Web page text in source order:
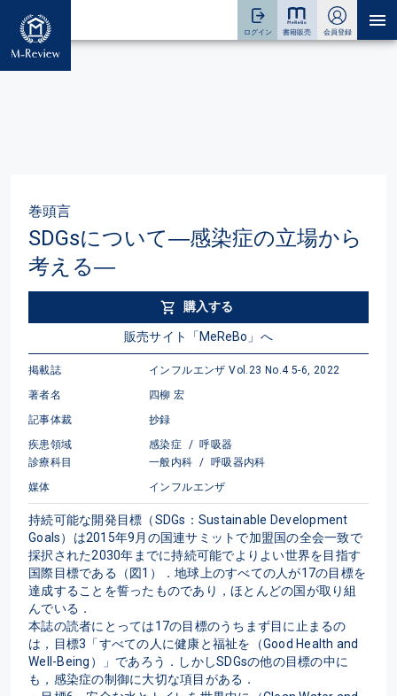
巻頭言
SDGsについて―感染症の立場から
考える―
購入する
販売サイト「MeReBo」へ
掲載誌
インフルエンザ Vol.23 No.4 5-6, 2022
著者名
四柳 宏
記事体裁
抄録
疾患領域
感染症 / 呼吸器
診療科目
一般内科 / 呼吸器内科
媒体
インフルエンザ
持続可能な開発目標（SDGs：Sustainable Development
Goals）は2015年9月の国連サミットで加盟国の全会一致で
採択された2030年までに持続可能でよりよい世界を目指す
国際目標である（図1）．地球上のすべての人が17の目標を
達成することを誓ったものであり，ほとんどの国が取り組
んでいる．
本誌の読者にとっては17の目標のうちまず目に止まるの
は，目標3「すべての人に健康と福祉を（Good Health and
Well-Being）」であろう．しかしSDGsの他の目標の中に
も，感染症の制御に大切な項目がある．